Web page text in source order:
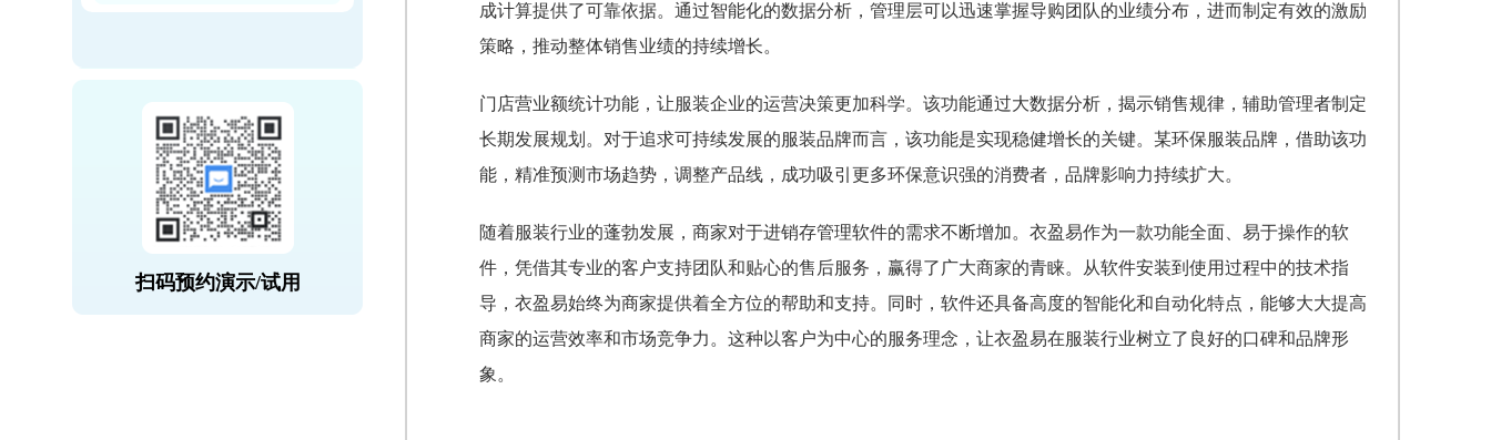
扫码预约演示/试用
成计算提供了可靠依据。通过智能化的数据分析，管理层可以迅速掌握导购团队的业绩分布，进而制定有效的激励
策略，推动整体销售业绩的持续增长。
门店营业额统计功能，让服装企业的运营决策更加科学。该功能通过大数据分析，揭示销售规律，辅助管理者制定
长期发展规划。对于追求可持续发展的服装品牌而言，该功能是实现稳健增长的关键。某环保服装品牌，借助该功
能，精准预测市场趋势，调整产品线，成功吸引更多环保意识强的消费者，品牌影响力持续扩大。
随着服装行业的蓬勃发展，商家对于进销存管理软件的需求不断增加。衣盈易作为一款功能全面、易于操作的软
件，凭借其专业的客户支持团队和贴心的售后服务，赢得了广大商家的青睐。从软件安装到使用过程中的技术指
导，衣盈易始终为商家提供着全方位的帮助和支持。同时，软件还具备高度的智能化和自动化特点，能够大大提高
商家的运营效率和市场竞争力。这种以客户为中心的服务理念，让衣盈易在服装行业树立了良好的口碑和品牌形
象。